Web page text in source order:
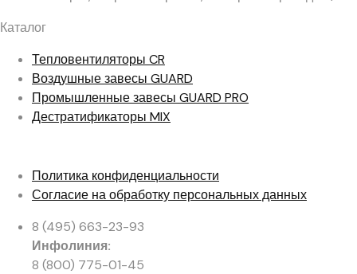
Каталог
Тепловентиляторы CR
Воздушные завесы GUARD
Промышленные завесы GUARD PRO
Дестратификаторы MIX
Политика конфиденциальности
Согласие на обработку персональных данных
8 (495) 663-23-93
Инфолиния:
8 (800) 775-01-45